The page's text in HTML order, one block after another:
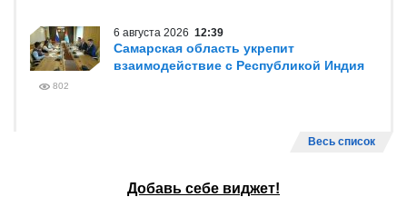
6 августа 2026 12:39
Самарская область укрепит
взаимодействие с Республикой Индия
802
Весь список
Добавь себе виджет!